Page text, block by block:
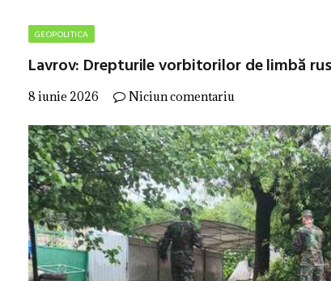
GEOPOLITICA
Lavrov: Drepturile vorbitorilor de limbă
8 iunie 2026 Niciun comentariu